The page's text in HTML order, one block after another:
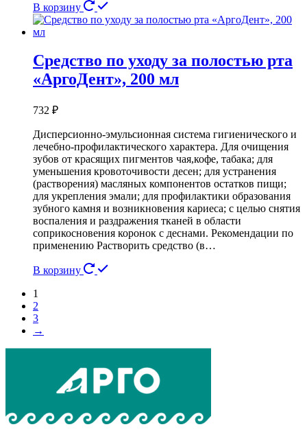
В корзину
Средство по уходу за полостью рта
«АргоДент», 200 мл
732 ₽
Дисперсионно-эмульсионная система гигиенического и
лечебно-профилактического характера. Для очищения
зубов от красящих пигментов чая,кофе, табака; для
уменьшения кровоточивости десен; для устранения
(растворения) масляных компонентов остатков пищи;
для укрепления эмали; для профилактики образования
зубного камня и возникновения кариеса; с целью снятия
воспаления и раздражения тканей в области
соприкосновения коронок с деснами. Рекомендации по
применению Растворить средство (в…
В корзину
1
2
3
→